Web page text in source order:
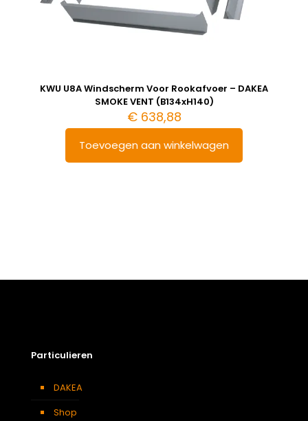
KWU U8A Windscherm Voor Rookafvoer – DAKEA
SMOKE VENT (B134xH140)
€638,88
Toevoegen aan winkelwagen
Particulieren
DAKEA
Shop